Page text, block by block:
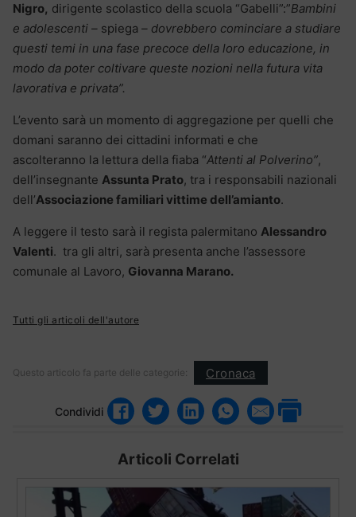
Nigro, dirigente scolastico della scuola “Gabelli”:”Bambini
e adolescenti – spiega – dovrebbero cominciare a studiare
questi temi in una fase precoce della loro educazione, in
modo da poter coltivare queste nozioni nella futura vita
lavorativa e privata”.
L’evento sarà un momento di aggregazione per quelli che
domani saranno dei cittadini informati e che
ascolteranno la lettura della fiaba “Attenti al Polverino”,
dell’insegnante Assunta Prato, tra i responsabili nazionali
dell’Associazione familiari vittime dell’amianto.
A leggere il testo sarà il regista palermitano Alessandro
Valenti. tra gli altri, sarà presenta anche l’assessore
comunale al Lavoro, Giovanna Marano.
Tutti gli articoli dell'autore
Questo articolo fa parte delle categorie: Cronaca
Condividi
Articoli Correlati